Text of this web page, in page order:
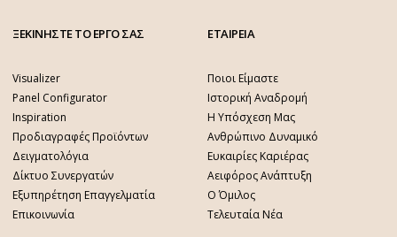
ΞΕΚΙΝΗΣΤΕ ΤΟ ΕΡΓΟ ΣΑΣ
Visualizer
Panel Configurator
Inspiration
Προδιαγραφές Προϊόντων
Δειγματολόγια
Δίκτυο Συνεργατών
Εξυπηρέτηση Επαγγελματία
Επικοινωνία
ΕΤΑΙΡΕΙΑ
Ποιοι Είμαστε
Ιστορική Αναδρομή
Η Υπόσχεση Μας
Ανθρώπινο Δυναμικό
Ευκαιρίες Καριέρας
Αειφόρος Ανάπτυξη
Ο Όμιλος
Τελευταία Νέα